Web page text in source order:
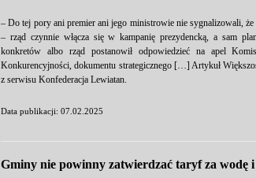
– Do tej pory ani premier ani jego ministrowie nie sygnalizowali,
– rząd czynnie włącza się w kampanię prezydencką, a sam
konkretów albo rząd postanowił odpowiedzieć na apel
Konkurencyjności, dokumentu strategicznego […] Artykuł
z serwisu Konfederacja Lewiatan.
Data publikacji: 07.02.2025
Gminy nie powinny zatwierdzać taryf za wodę i